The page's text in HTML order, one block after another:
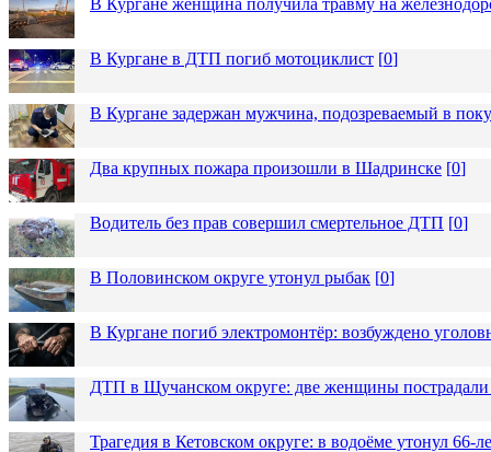
В Кургане в ДТП погиб мотоциклист [0]
В Кургане задержан мужчина, подозреваемый в
Два крупных пожара произошли в Шадринске [0]
Водитель без прав совершил смертельное ДТП [0]
В Половинском округе утонул рыбак [0]
В Кургане погиб электромонтёр: возбуждено
ДТП в Щучанском округе: две женщины пострадали
Трагедия в Кетовском округе: в водоёме утонул 66-